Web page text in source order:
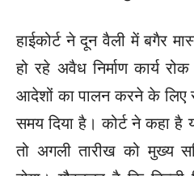
हाईकोर्ट ने दून वैली में बगैर
हो रहे अवैध निर्माण कार्य
आदेशों का पालन करने के लिए
समय दिया है। कोर्ट ने कहा
तो अगली तारीख को मुख्य